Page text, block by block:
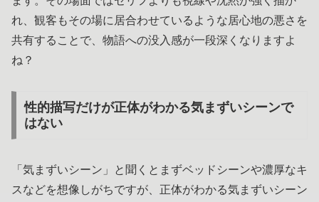
れ、観客もその場に居合わせているような居心地の悪さを
共有することで、物語への没入感が一段深くなりますよ
ね？
性的描写だけが正体がわかる気まずいシーンで
はない
「気まずいシーン」と聞くとまずベッドシーンや濃厚なキ
スなどを想像しがちですが、正体がわかる気まずいシーン